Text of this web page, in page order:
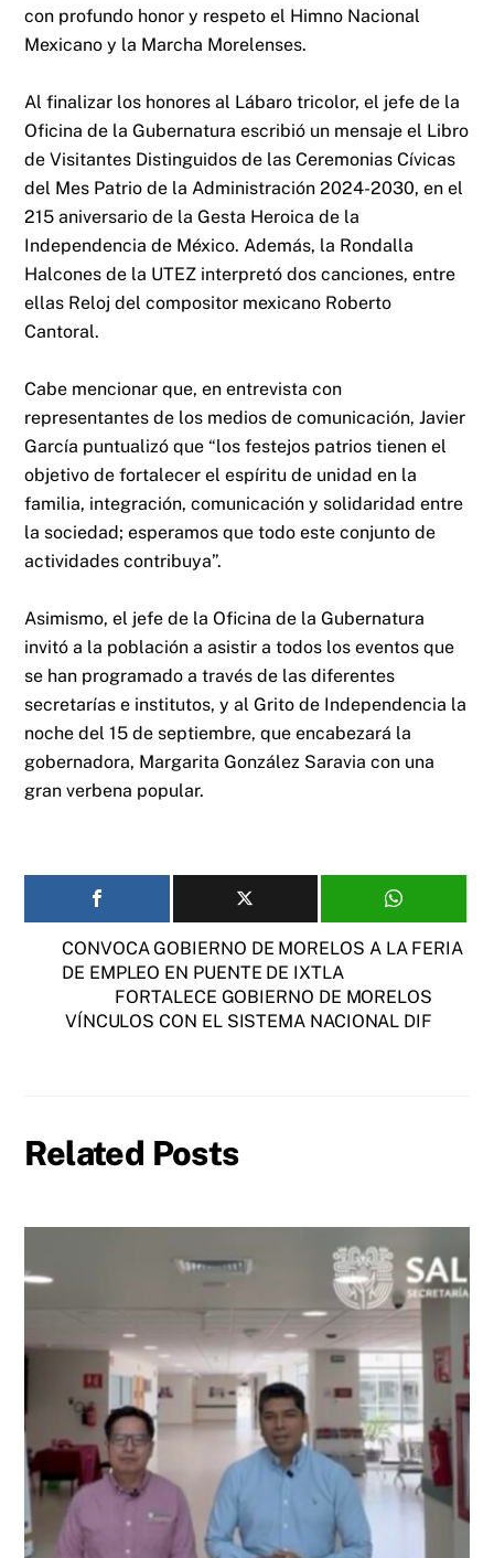
con profundo honor y respeto el Himno Nacional
Mexicano y la Marcha Morelenses.
Al finalizar los honores al Lábaro tricolor, el jefe de la
Oficina de la Gubernatura escribió un mensaje el Libro
de Visitantes Distinguidos de las Ceremonias Cívicas
del Mes Patrio de la Administración 2024-2030, en el
215 aniversario de la Gesta Heroica de la
Independencia de México. Además, la Rondalla
Halcones de la UTEZ interpretó dos canciones, entre
ellas Reloj del compositor mexicano Roberto
Cantoral.
Cabe mencionar que, en entrevista con
representantes de los medios de comunicación, Javier
García puntualizó que “los festejos patrios tienen el
objetivo de fortalecer el espíritu de unidad en la
familia, integración, comunicación y solidaridad entre
la sociedad; esperamos que todo este conjunto de
actividades contribuya”.
Asimismo, el jefe de la Oficina de la Gubernatura
invitó a la población a asistir a todos los eventos que
se han programado a través de las diferentes
secretarías e institutos, y al Grito de Independencia la
noche del 15 de septiembre, que encabezará la
gobernadora, Margarita González Saravia con una
gran verbena popular.
CONVOCA GOBIERNO DE MORELOS A LA FERIA
DE EMPLEO EN PUENTE DE IXTLA
FORTALECE GOBIERNO DE MORELOS
VÍNCULOS CON EL SISTEMA NACIONAL DIF
Related Posts